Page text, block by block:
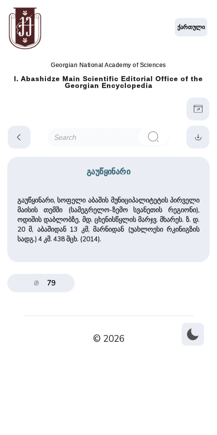
Georgian National Academy of Sciences
I. Abashidze Main Scientific Editorial Office of the
Georgian Encyclopedia
ქართული
გაუწყინარი
გაუწყინარი, სოფელი აბაშის მუნიციპალიტეტის პირველი
მაისის თემში (სამეგრელო-ზემო სვანეთის რეგიონი),
ოდიშის დაბლობზე, მდ. ცხენისწყლის მარჯვ. მხარეს. ზ. დ.
20 მ, აბაშიდან 13 კმ, მარნიდან (უახლოესი რკინიგზის
სადგ.) 4 კმ. 438 მცხ. (2014).
79
© 2026